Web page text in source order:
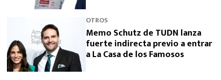
OTROS
Memo Schutz de TUDN lanza
fuerte indirecta previo a entrar
a La Casa de los Famosos